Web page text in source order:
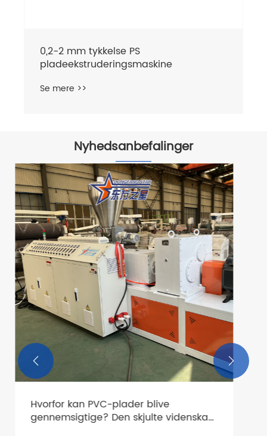
0,4-1,6 mm tykkelse
plastpladeekstruderingsmaskine PP
Se mere >>
Nyhedsanbefalinger
Hvad er kerneværdien af ​​PP -
gødningsrengøringsseleudstyret?
 